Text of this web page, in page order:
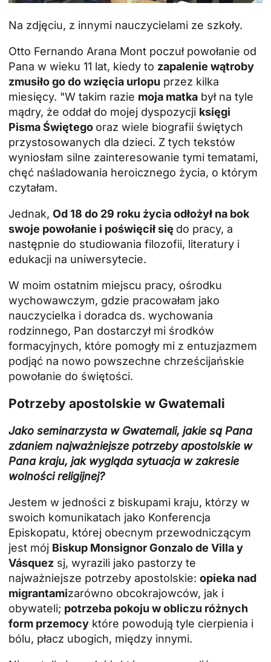
Na zdjęciu, z innymi nauczycielami ze szkoły.
Otto Fernando Arana Mont poczuł powołanie od
Pana w wieku 11 lat, kiedy to zapalenie wątroby
zmusiło go do wzięcia urlopu przez kilka
miesięcy. "W takim razie moja matka był na tyle
mądry, że oddał do mojej dyspozycji księgi
Pisma Świętego oraz wiele biografii świętych
przystosowanych dla dzieci. Z tych tekstów
wyniosłam silne zainteresowanie tymi tematami,
chęć naśladowania heroicznego życia, o którym
czytałam.
Jednak, Od 18 do 29 roku życia odłożył na bok
swoje powołanie i poświęcił się do pracy, a
następnie do studiowania filozofii, literatury i
edukacji na uniwersytecie.
W moim ostatnim miejscu pracy, ośrodku
wychowawczym, gdzie pracowałam jako
nauczycielka i doradca ds. wychowania
rodzinnego, Pan dostarczył mi środków
formacyjnych, które pomogły mi z entuzjazmem
podjąć na nowo powszechne chrześcijańskie
powołanie do świętości.
Potrzeby apostolskie w Gwatemali
Jako seminarzysta w Gwatemali, jakie są Pana
zdaniem najważniejsze potrzeby apostolskie w
Pana kraju, jak wygląda sytuacja w zakresie
wolności religijnej?
Jestem w jedności z biskupami kraju, którzy w
swoich komunikatach jako Konferencja
Episkopatu, której obecnym przewodniczącym
jest mój Biskup Monsignor Gonzalo de Villa y
Vásquez sj, wyrazili jako pastorzy te
najważniejsze potrzeby apostolskie: opieka nad
migrantamizarówno obcokrajowców, jak i
obywateli; potrzeba pokoju w obliczu różnych
form przemocy które powodują tyle cierpienia i
bólu, płacz ubogich, między innymi.